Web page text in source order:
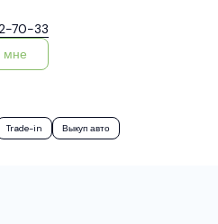
70-33
мне
Trade-in Выкуп авто